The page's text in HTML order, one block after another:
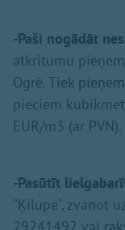
-Paši nogādāt
atkritumu
Ogrē. Tiek
pieciem
EUR/m3 (ar
-Pasūtīt
"Ķilupe", zvanot